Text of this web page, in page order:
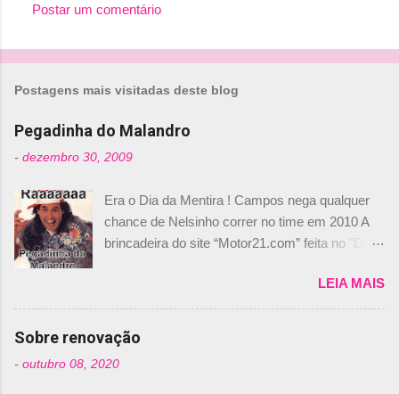
Postar um comentário
Postagens mais visitadas deste blog
Pegadinha do Malandro
- dezembro 30, 2009
Era o Dia da Mentira ! Campos nega qualquer
chance de Nelsinho correr no time em 2010 A
brincadeira do site “Motor21.com” feita no "Día
de abril –, afirmando que Nelson Piquet havia
comprado 15% das ações da Campos, dando,
com isso, um lugar no time a Nelsinho Piquet,
foi esclarecida de uma vez por todas por
Daniele Audetto, diretor da escuderia. O
LEIA MAIS
Sobre renovação
- outubro 08, 2020